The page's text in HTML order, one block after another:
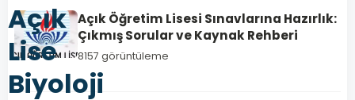
Açık
Lise
Biyoloji
Açık Öğretim Lisesi Sınavlarına Hazırlık:
Çıkmış Sorular ve Kaynak Rehberi
8157 görüntüleme